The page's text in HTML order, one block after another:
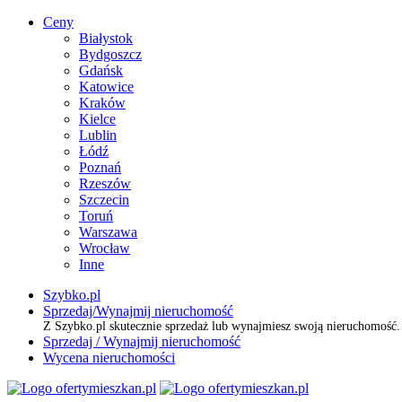
Ceny
Białystok
Bydgoszcz
Gdańsk
Katowice
Kraków
Kielce
Lublin
Łódź
Poznań
Rzeszów
Szczecin
Toruń
Warszawa
Wrocław
Inne
Szybko.pl
Sprzedaj/Wynajmij nieruchomość
Z Szybko.pl skutecznie sprzedaż lub wynajmiesz swoją nieruchomość.
Sprzedaj / Wynajmij nieruchomość
Wycena nieruchomości